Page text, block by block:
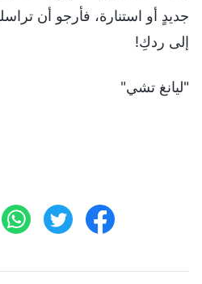
جديدٍ أو استنارة، فأرجو أن
إلى ردكِ!
"ليانغ تشي"